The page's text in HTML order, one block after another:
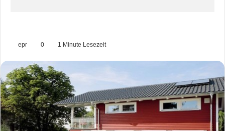
epr 0 1 Minute Lesezeit